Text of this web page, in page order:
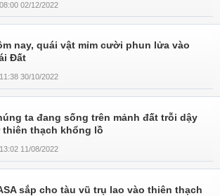
08:00 02/12/2022
nay, quái vật mỉm cười phun lửa vào
Đất
11:38 30/10/2022
ta đang sống trên mảnh đất trỗi dậy
thiên thạch khổng lồ
13:02 11/08/2022
sắp cho tàu vũ trụ lao vào thiên thạch